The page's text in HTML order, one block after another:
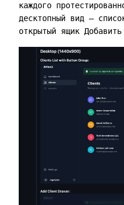
каждого
десктопный вид —
открытый ящик